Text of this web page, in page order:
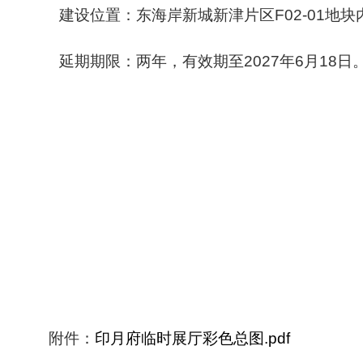
建设位置：东海岸新城新津片区F02-01地块
延期期限：两年，有效期至
附件： 印月府临时展厅彩色总图.pdf